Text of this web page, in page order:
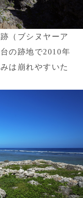
（ブシヌヤーア
の跡地で2010年
は崩れやすいた